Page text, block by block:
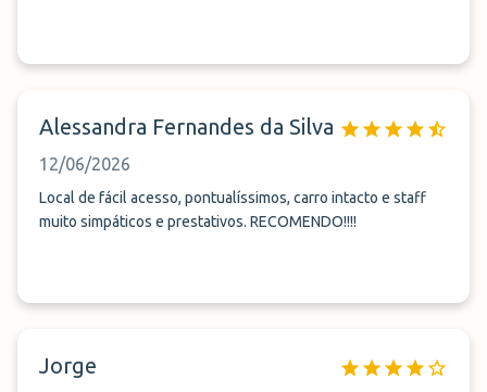
Alessandra Fernandes da Silva
12/06/2026
Local de fácil acesso, pontualíssimos, carro intacto e staff
muito simpáticos e prestativos. RECOMENDO!!!!
Jorge